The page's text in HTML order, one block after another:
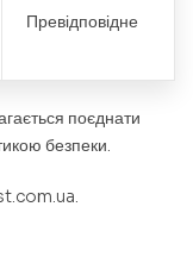
Превідповідне
поєднати
безпеки.